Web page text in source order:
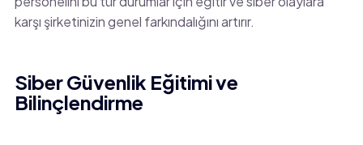
karşı şirketinizin genel farkındalığını artırır.
Siber Güvenlik Eğitimi ve
Bilinçlendirme